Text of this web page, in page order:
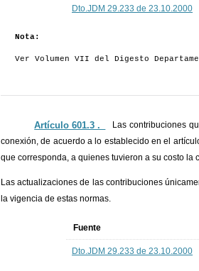
Dto.JDM 29.233 de 23.10.2000
Nota:
Ver Volumen VII del Digesto
Artículo 601.3 ._
Las contribuciones
conexión, de acuerdo a lo establecido en el
que corresponda, a quienes tuvieron a su costo la
Las actualizaciones de las contribuciones
la vigencia de estas normas.
Fuente
Dto.JDM 29.233 de 23.10.2000